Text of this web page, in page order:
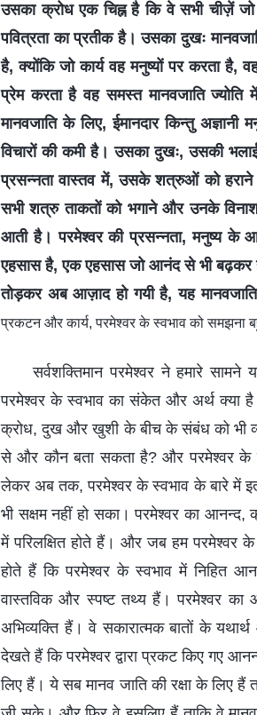
उसका क्रोध एक चिह्न है कि वे सभी चीज़ें
पवित्रता का प्रतीक है। उसका दुखः
है, क्योंकि जो कार्य वह मनुष्यों पर करता है,
प्रेम करता है वह समस्त मानवजाति
मानवजाति के लिए, ईमानदार किन्तु
विचारों की कमी है। उसका दुखः, उसकी
प्रसन्नता वास्तव में, उसके शत्रुओं को
सभी शत्रु ताकतों को भगाने और उनके
आती है। परमेश्वर की प्रसन्नता, मनुष्य
एहसास है, एक एहसास जो आनंद से भी बढ़कर
तोड़कर अब आज़ाद हो गयी है, यह
प्रकटन और कार्य, परमेश्वर के स्वभाव को समझना
सर्वशक्तिमान परमेश्वर ने हमारे
परमेश्वर के स्वभाव का संकेत और अर्थ क्या
क्रोध, दुख और खुशी के बीच के संबंध को भी
से और कौन बता सकता है? और परमेश्वर
लेकर अब तक, परमेश्वर के स्वभाव के बारे में
भी सक्षम नहीं हो सका। परमेश्वर का
में परिलक्षित होते हैं। और जब हम परमेश्वर
होते हैं कि परमेश्वर के स्वभाव में निहित
वास्तविक और स्पष्ट तथ्य हैं। परमेश्वर
अभिव्यक्ति हैं। वे सकारात्मक बातों के यथार्थ
देखते हैं कि परमेश्वर द्वारा प्रकट किए गए
लिए हैं। ये सब मानव जाति की रक्षा के लिए